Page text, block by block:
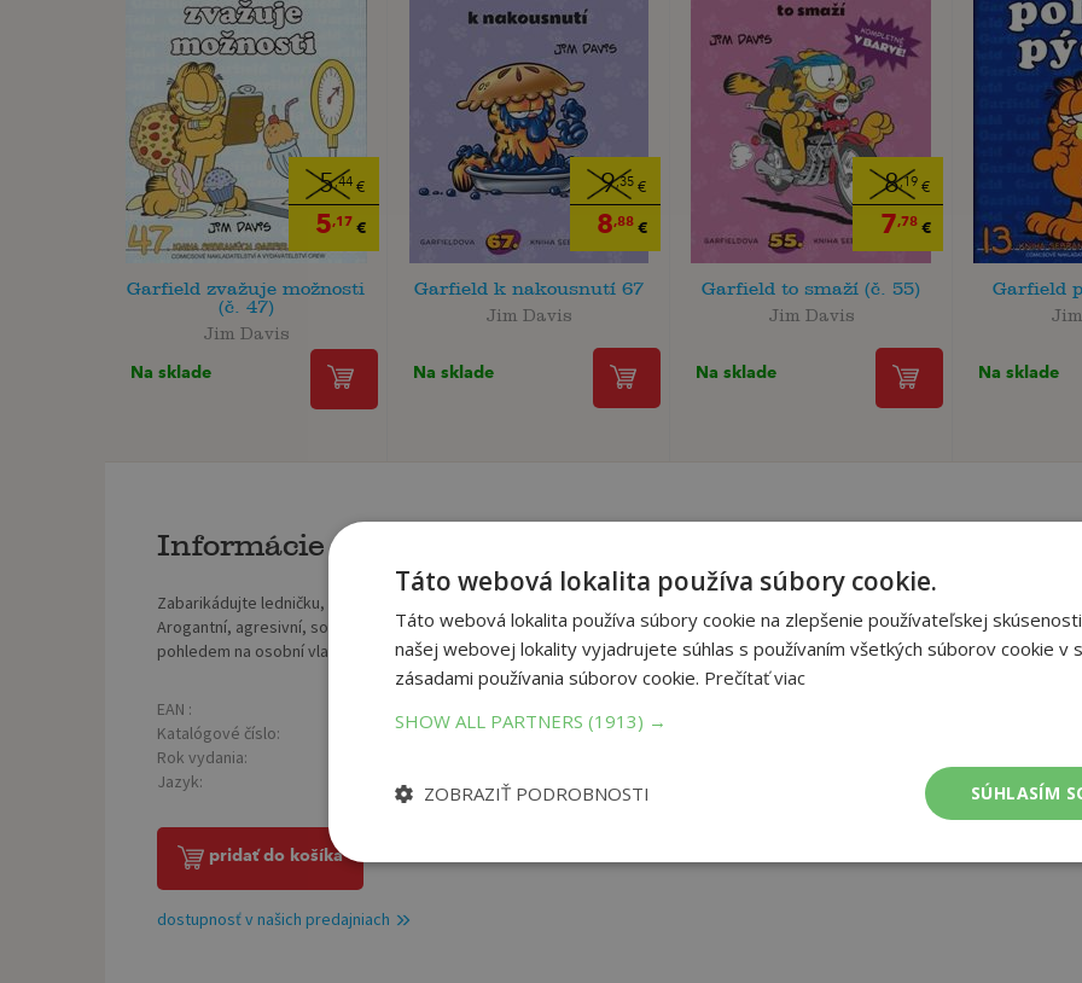
5,44 €
5,17 €
Garfield zvažuje možnosti
(č. 47)
Jim Davis
Na sklade
9,35 €
8,88 €
Garfield k nakousnutí 67
Jim Davis
Na sklade
8,19 €
7,78€
Garfield to smaží (č. 55)
Jim Davis
Na sklade
Garfield
Na sklade
Informácie o knihe
Zabarikádujte ledničku, zavřete sušenky do sejfu, povolejte na ochranu svého psa lidovou milici - přichází Garfield!
Arogantní, agresivní, sobecký, sadistický, líný, nenažraný, cynický a filozofický kocour se značně zkresleným
pohledem na osobní vlastnictví.
EAN :
Katalógové číslo: 1143922
Rok vydania:
Jazyk:
Väzba:
pridať do košíka
dostupnosť v našich predajniach
Táto webová lokalita používa súbory cookie.
Táto webová lokalita používa súbory cookie na zlepšenie používateľskej
našej webovej lokality vyjadrujete súhlas s používaním všetkých súborov cookie v
zásadami používania súborov cookie. Prečítať viac
SHOW ALL PARTNERS (1913) →
SÚHLASÍM
ZOBRAZIŤ PODROBNOSTI